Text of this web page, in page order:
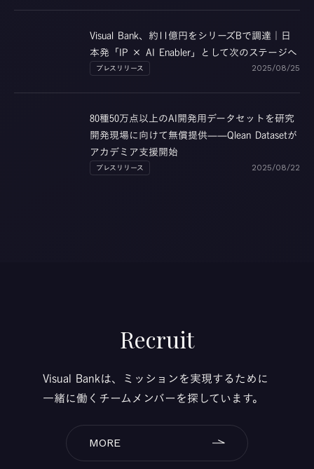
Visual Bank、約11億円をシリーズBで調達｜日
本発「IP × AI Enabler」として次のステージへ
プレスリリース 2025/08/25
80種50万点以上のAI開発用データセットを研究
開発現場に向けて無償提供——Qlean Datasetが
アカデミア支援開始
プレスリリース 2025/08/22
Recruit
Visual Bankは、ミッションを実現するために
一緒に働くチームメンバーを探しています。
MORE